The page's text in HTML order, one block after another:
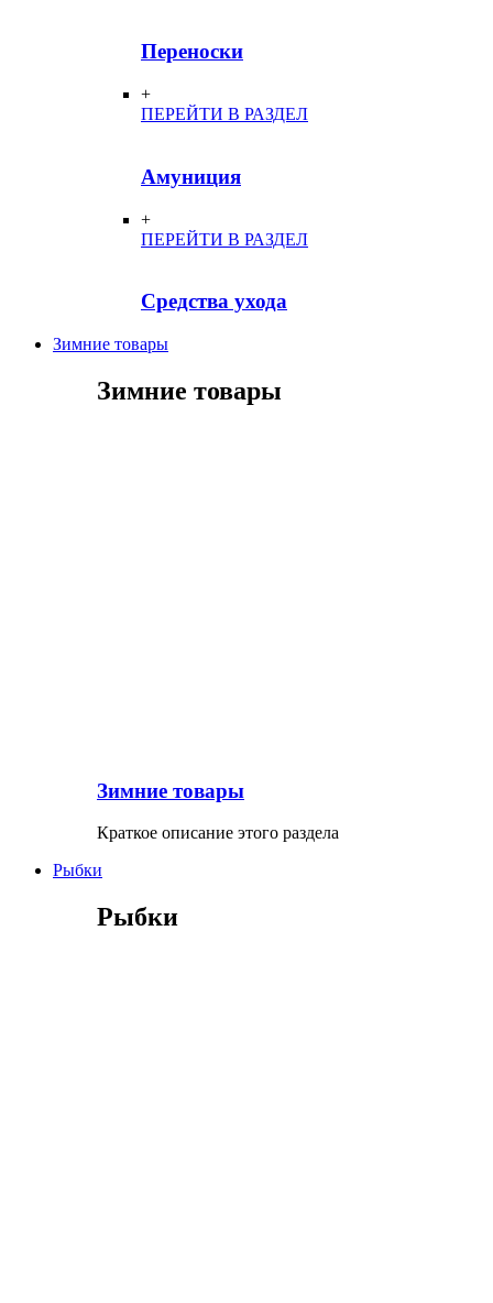
Переноски
+
ПЕРЕЙТИ В РАЗДЕЛ
Амуниция
+
ПЕРЕЙТИ В РАЗДЕЛ
Средства ухода
Зимние товары
Зимние товары
Зимние товары
Краткое описание этого раздела
Рыбки
Рыбки